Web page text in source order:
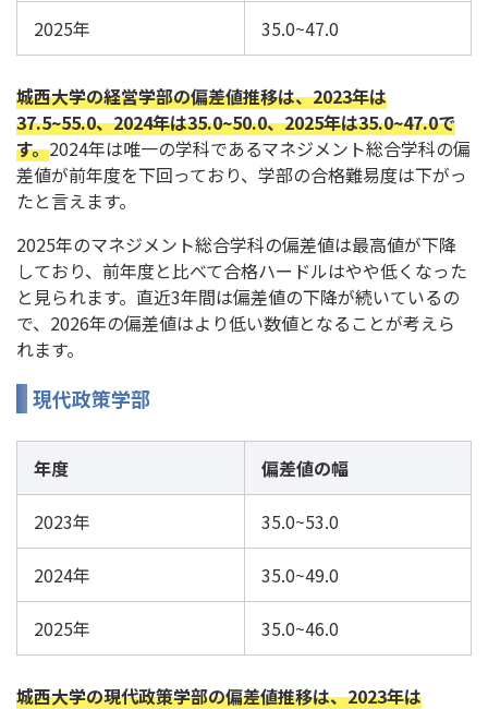
2025年 35.0~47.0
城西大学の経営学部の偏差値推移は、2023年は
37.5~55.0、2024年は35.0~50.0、2025年は35.0~47.0で
す。2024年は唯一の学科であるマネジメント総合学科の偏
差値が前年度を下回っており、学部の合格難易度は下がっ
たと言えます。
2025年のマネジメント総合学科の偏差値は最高値が下降
しており、前年度と比べて合格ハードルはやや低くなった
と見られます。直近3年間は偏差値の下降が続いているの
で、2026年の偏差値はより低い数値となることが考えら
れます。
現代政策学部
年度 偏差値の幅
2023年 35.0~53.0
2024年 35.0~49.0
2025年 35.0~46.0
城西大学の現代政策学部の偏差値推移は、2023年は